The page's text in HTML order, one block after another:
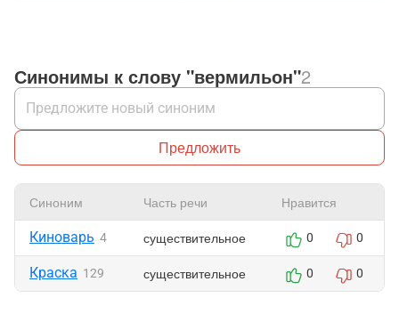
Синонимы к слову "вермильон"2
Предложить
Синоним Часть речи Нравится
Киноварь 4 существительное 0 0
Краска 129 существительное 0 0